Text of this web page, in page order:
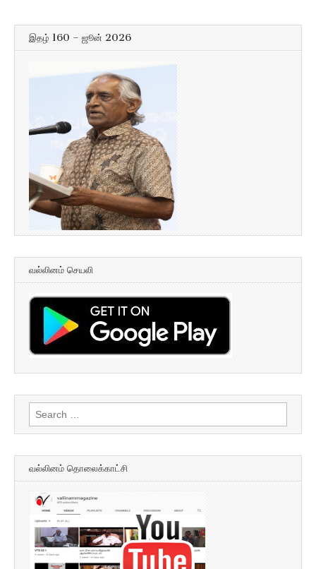
இதழ் 160 – ஜூன் 2026
வல்லினம் செயலி
Search
for:
வல்லினம் தொலைக்காட்சி